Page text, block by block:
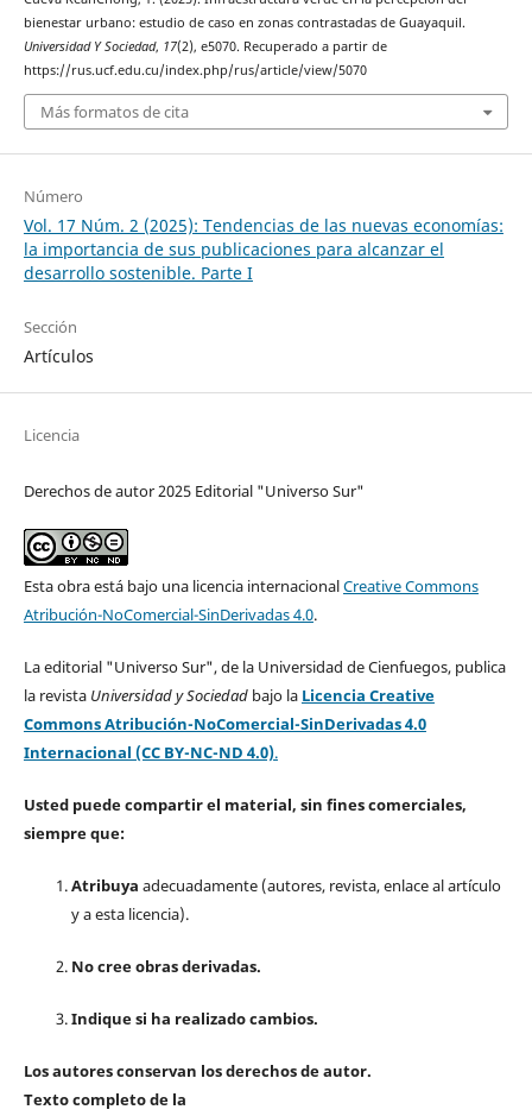
bienestar urbano: estudio de caso en zonas contrastadas de Guayaquil.
Universidad Y Sociedad, 17(2), e5070. Recuperado a partir de
https://rus.ucf.edu.cu/index.php/rus/article/view/5070
Más formatos de cita
Número
Vol. 17 Núm. 2 (2025): Tendencias de las nuevas economías:
la importancia de sus publicaciones para alcanzar el
desarrollo sostenible. Parte I
Sección
Artículos
Licencia
Derechos de autor 2025 Editorial "Universo Sur"
Esta obra está bajo una licencia internacionalCreative Commons
Atribución-NoComercial-SinDerivadas 4.0.
La editorial "Universo Sur", de la Universidad de Cienfuegos, publica
la revista Universidad y Sociedad bajo la Licencia Creative
Commons Atribución-NoComercial-SinDerivadas 4.0
Internacional (CC BY-NC-ND 4.0).
Usted puede compartir el material, sin fines comerciales,
siempre que:
Atribuya adecuadamente (autores, revista, enlace al artículo
y a esta licencia).
No cree obras derivadas.
Indique si ha realizado cambios.
Los autores conservan los derechos de autor.
Texto completo de la